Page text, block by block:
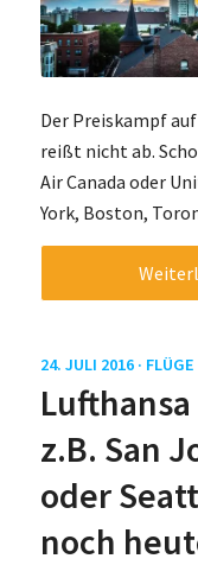
Der Preiskampf
reißt nicht ab.
Air Canada oder
York, Boston,
24. JULI 2016 · FLÜGE
z.B. San
oder
noch